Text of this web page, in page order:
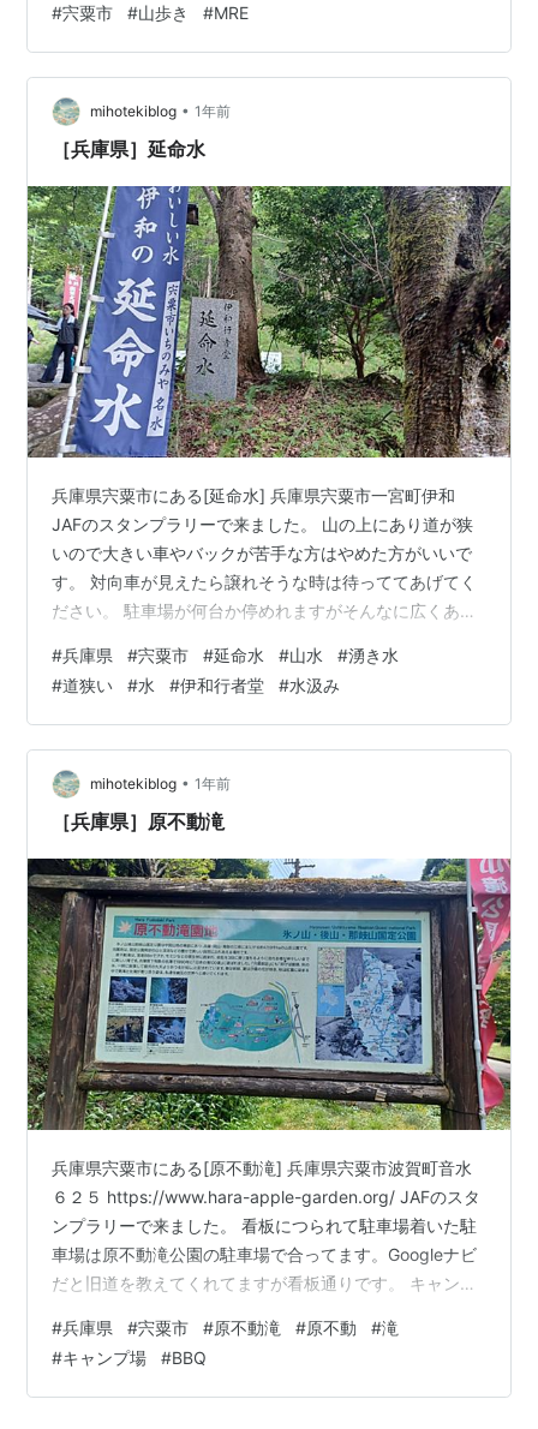
ピークは、宍粟市立山崎東中学校の裏にある山で、四等
三角点（点名：下三津）があります。 ▲露岩があるため
か「お岩さん」と呼ばれる小ピーク 本日の行程は、次の
通りです。 宿泊施設「伊沢の里」の駐車場に車を置く 林
道「法師ヶ谷線」に入ってすぐの新池から遊歩道で「お
#宍粟市 #山歩き #MRE
mihotekiblog • 1年前
［兵庫県］延命水
兵庫県宍粟市にある⁡[延命水] 兵庫県宍粟市一宮町伊和
JAFのスタンプラリーで来ました。 山の上にあり道が狭
いので大きい車やバックが苦手な方はやめた方がいいで
す。 対向車が見えたら譲れそうな時は待っててあげてく
ださい。 駐車場が何台か停めれますがそんなに広くあり
らないか車に入ってこないかドキドキしました。 行った
時は地元の人が多くて子供も居ました。 お礼にお金を入
れてくませていただきました。 夜は真っ暗になるのでち
ょっと不気味になるかもしれません。 行った日：2024年
8月13日 ☆ミホテキのSNSと応援支援ファンレター☆ は
てなブログ P…
#兵庫県 #宍粟市 #延命水 #山水 #湧き水
#道狭い #水 #伊和行者堂 #水汲み
mihotekiblog • 1年前
［兵庫県］原不動滝
兵庫県宍粟市にある⁡[原不動滝] 兵庫県宍粟市波賀町音水
６２５ https://www.hara-apple-garden.org/ JAFのスタ
ンプラリーで来ました。 看板につられて駐車場着いた駐
車場は原不動滝公園の駐車場で合ってます。⁡⁡Googleナビ
だと旧道を教えてくれてますが看板通りです。⁡ キャンプ
キャンプ場やBBQ場もありますが橋を渡って行くと受付
があります。 あとは橋・階段の先に滝があります。⁡⁡階段
は山登りの階段をイメージするといいかとﾜﾗ 写真の場所
#兵庫県 #宍粟市 #原不動滝 #原不動 #滝
#キャンプ場 #BBQ